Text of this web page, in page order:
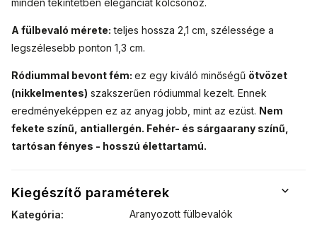
minden tekintetben eleganciát kölcsönöz.
A fülbevaló mérete: teljes hossza 2,1 cm, szélessége a
legszélesebb ponton 1,3 cm.
Ródiummal bevont fém: ez egy kiváló minőségű ötvözet
(nikkelmentes) szakszerűen ródiummal kezelt. Ennek
eredményeképpen ez az anyag jobb, mint az ezüst. Nem
fekete színű, antiallergén. Fehér- és sárgaarany színű,
tartósan fényes - hosszú élettartamú.
Kiegészítő paraméterek
Kategória:
Aranyozott fülbevalók